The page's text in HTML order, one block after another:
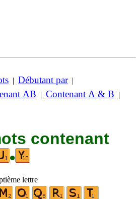
| Débutant par|
AB | Contenant A & B |
contenant
•
lettre